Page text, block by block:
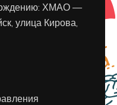
ХМАО —
улица Кирова,